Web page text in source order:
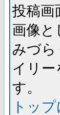
投稿画
画像と
みづ
イリー
す。
トッ